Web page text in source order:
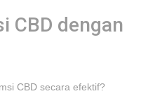
CBD dengan
CBD secara efektif?